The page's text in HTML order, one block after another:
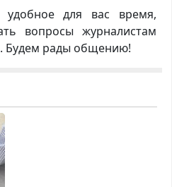
для вас время,
вопросы журналистам
Будем рады общению!